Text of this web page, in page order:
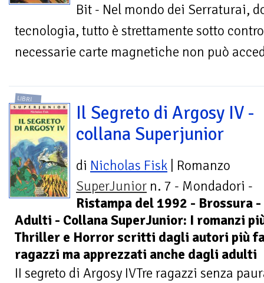
Bit - Nel mondo dei Serraturai,
tecnologia, tutto è strettamente sotto
necessarie carte magnetiche non può
LIBRI
Il Segreto di Argosy IV -
collana Superjunior
di Nicholas Fisk | Romanzo
SuperJunior n. 7 - Mondadori -
Ristampa del 1992 - Brossura
Adulti - Collana SuperJunior: I romanzi
Thriller e Horror scritti dagli autori più
ragazzi ma apprezzati anche dagli adulti
II segreto di Argosy IVTre ragazzi senza